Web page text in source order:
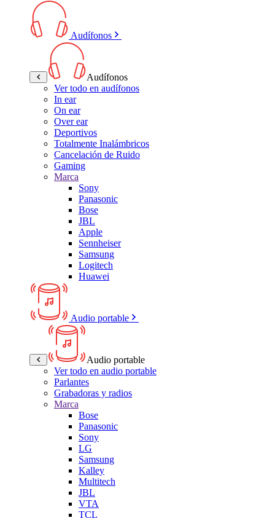
Audífonos
Audífonos
Ver todo en audífonos
In ear
On ear
Over ear
Deportivos
Totalmente Inalámbricos
Cancelación de Ruido
Gaming
Marca
Sony
Panasonic
Bose
JBL
Apple
Sennheiser
Samsung
Logitech
Huawei
Audio portable
Audio portable
Ver todo en audio portable
Parlantes
Grabadoras y radios
Marca
Bose
Panasonic
Sony
LG
Samsung
Kalley
Multitech
JBL
VTA
TCL